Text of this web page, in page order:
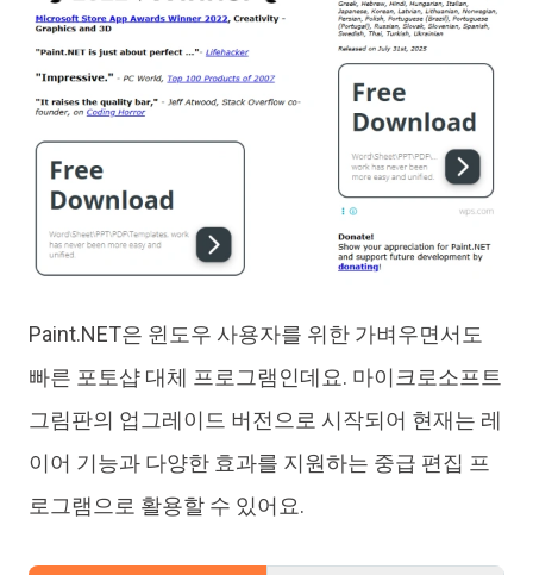
Paint.NET은 윈도우 사용자를 위한 가벼우면서도
빠른 포토샵 대체 프로그램인데요. 마이크로소프트
그림판의 업그레이드 버전으로 시작되어 현재는 레
이어 기능과 다양한 효과를 지원하는 중급 편집 프
로그램으로 활용할 수 있어요.